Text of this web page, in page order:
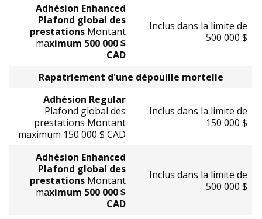
Adhésion Enhanced
Plafond global des
prestations Montant
maximum 500 000 $
CAD
Inclus dans la limite de
500 000 $
Rapatriement d'une dépouille mortelle
Adhésion Regular
Plafond global des
prestations Montant
maximum 150 000 $ CAD
Inclus dans la limite de
150 000 $
Adhésion Enhanced
Plafond global des
prestations Montant
maximum 500 000 $
CAD
Inclus dans la limite de
500 000 $